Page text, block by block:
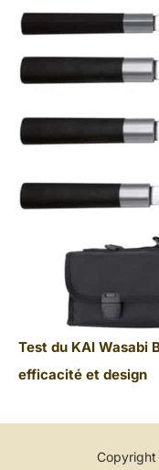
Test du KAI Wasabi
efficacité et design